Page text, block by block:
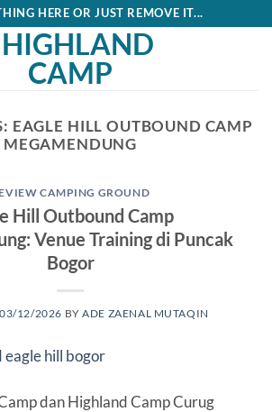
HERE OR JUST REMOVE IT...
EAGLE HILL OUTBOUND CAMP
MEGAMENDUNG
CAMPING GROUND
Hill Outbound Camp
Venue Training di Puncak
Bogor
03/12/2026 BYADE ZAENAL MUTAQIN
dan Highland Camp Curug